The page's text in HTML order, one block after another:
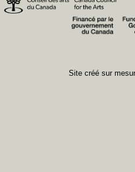
Site créé sur